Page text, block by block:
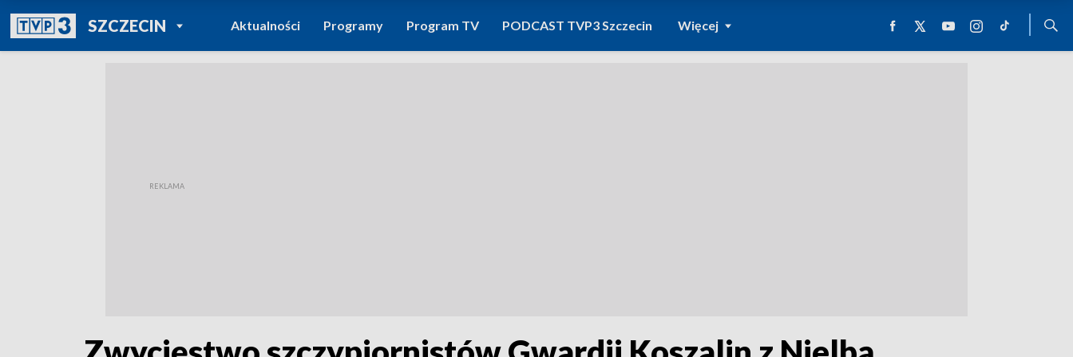
SZCZECINPOWRÓT DO
TVP REGIONY
Aktualności Programy Program TV PODCAST TVP3 Szczecin Więcej